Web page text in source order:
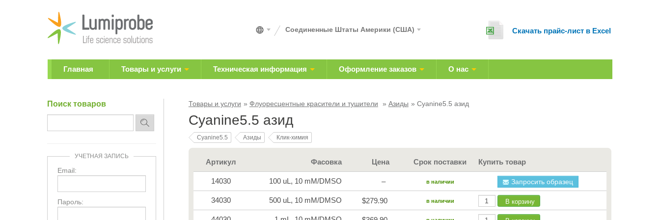
Cкачать прайс-лист в Excel
Соединенные Штаты Америки (США)
Главная Товары и услуги Техническая информация Оформление заказов О нас
Товары и услуги Флуоресцентные красители и тушители Азиды Cyanine5.5 азид
Cyanine5.5 азид
Cyanine5.5 Азиды Клик-химия
Артикул Фасовка Цена Срок поставки Купить товар
14030 100 uL, 10 mM/DMSO – в наличии Запросить образец
34030 500 uL, 10 mM/DMSO $279.90 в наличии В корзину
Поиск товаров
УЧЕТНАЯ ЗАПИСЬ
Email:
Пароль: